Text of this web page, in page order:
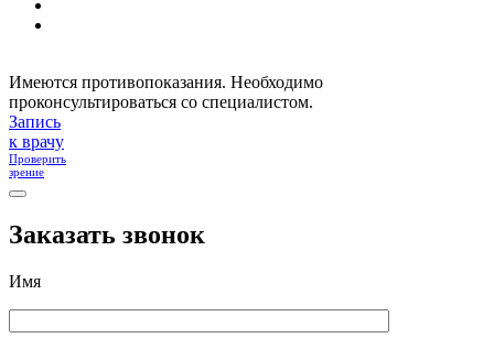
Имеются противопоказания. Необходимо
проконсультироваться со специалистом.
Запись
к врачу
Проверить
зрение
Заказать звонок
Имя